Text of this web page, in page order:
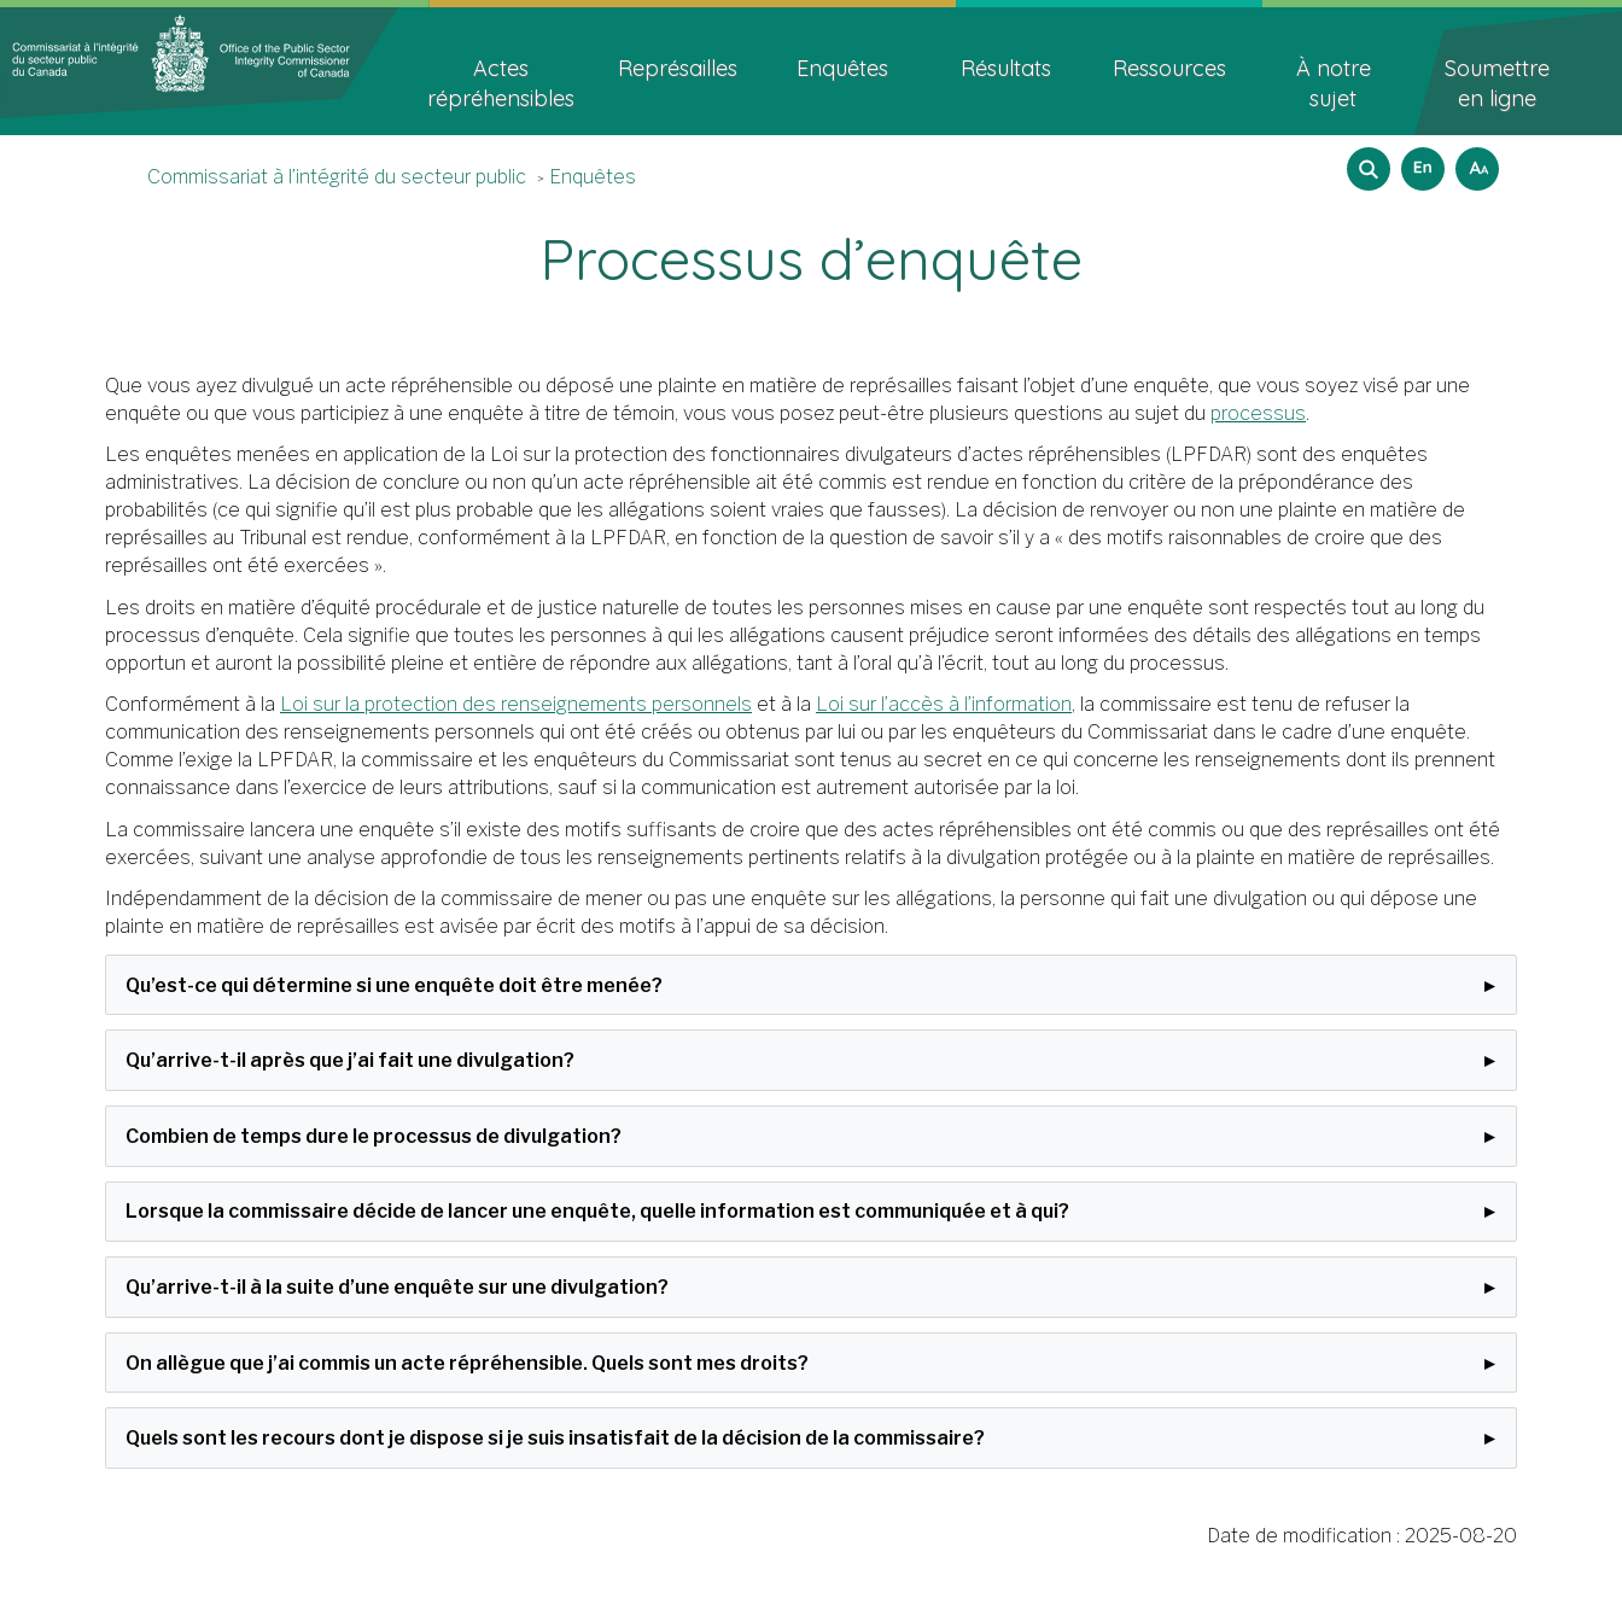
to
main
to
"About
site"
à
la
HTML
Accueil
Menu
navigation
Actes
répréhensibles
Représailles Enquêtes Résultats Ressources
À notre
sujet
Soumettre
en ligne
You
are
Commissariat à l’intégrité du secteur public Enquêtes
Search
Sélection
EnglishHow
to
A A A
Processus d’enquête
Que vous ayez divulgué un acte répréhensible ou déposé une plainte en matière de représailles faisant l’objet d’une enquête, que vous soyez visé par une
enquête ou que vous participiez à une enquête à titre de témoin, vous vous posez peut-être plusieurs questions au sujet du processus.
Les enquêtes menées en application de la Loi sur la protection des fonctionnaires divulgateurs d’actes répréhensibles (LPFDAR) sont des enquêtes
administratives. La décision de conclure ou non qu’un acte répréhensible ait été commis est rendue en fonction du critère de la prépondérance des
probabilités (ce qui signifie qu’il est plus probable que les allégations soient vraies que fausses). La décision de renvoyer ou non une plainte en matière de
représailles au Tribunal est rendue, conformément à la LPFDAR, en fonction de la question de savoir s’il y a « des motifs raisonnables de croire que des
représailles ont été exercées ».
Les droits en matière d’équité procédurale et de justice naturelle de toutes les personnes mises en cause par une enquête sont respectés tout au long du
processus d’enquête. Cela signifie que toutes les personnes à qui les allégations causent préjudice seront informées des détails des allégations en temps
opportun et auront la possibilité pleine et entière de répondre aux allégations, tant à l’oral qu’à l’écrit, tout au long du processus.
Conformément à la Loi sur la protection des renseignements personnels et à la Loi sur l’accès à l’information, la commissaire est tenu de refuser la
communication des renseignements personnels qui ont été créés ou obtenus par lui ou par les enquêteurs du Commissariat dans le cadre d’une enquête.
Comme l’exige la LPFDAR, la commissaire et les enquêteurs du Commissariat sont tenus au secret en ce qui concerne les renseignements dont ils prennent
connaissance dans l’exercice de leurs attributions, sauf si la communication est autrement autorisée par la loi.
La commissaire lancera une enquête s’il existe des motifs suffisants de croire que des actes répréhensibles ont été commis ou que des représailles ont été
exercées, suivant une analyse approfondie de tous les renseignements pertinents relatifs à la divulgation protégée ou à la plainte en matière de représailles.
Indépendamment de la décision de la commissaire de mener ou pas une enquête sur les allégations, la personne qui fait une divulgation ou qui dépose une
plainte en matière de représailles est avisée par écrit des motifs à l’appui de sa décision.
Date de modification : 2025-08-20